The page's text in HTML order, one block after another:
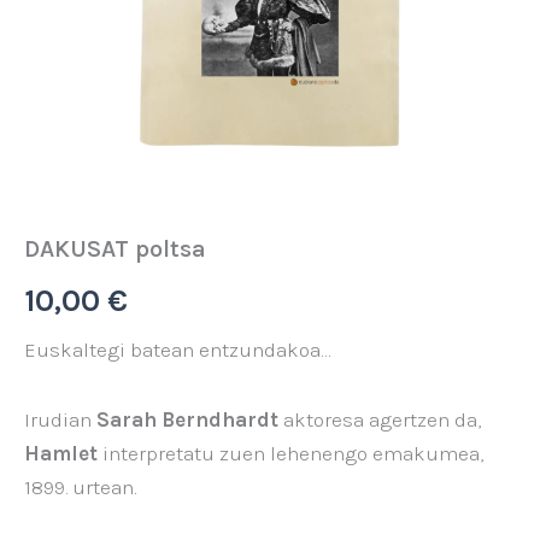
DAKUSAT poltsa
10,00 €
Euskaltegi batean entzundakoa…
Irudian Sarah Berndhardt aktoresa agertzen da,
Hamlet interpretatu zuen lehenengo emakumea,
1899. urtean.